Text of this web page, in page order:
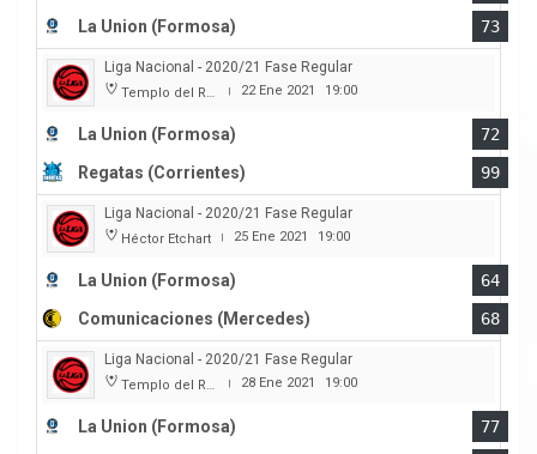
La Union (Formosa)
73
Liga Nacional - 2020/21 Fase Regular
Templo del Rock | 22 Ene 2021 19:00
La Union (Formosa)
72
Regatas (Corrientes)
99
Liga Nacional - 2020/21 Fase Regular
Héctor Etchart | 25 Ene 2021 19:00
La Union (Formosa)
64
Comunicaciones (Mercedes)
68
Liga Nacional - 2020/21 Fase Regular
Templo del Rock | 28 Ene 2021 19:00
La Union (Formosa)
77